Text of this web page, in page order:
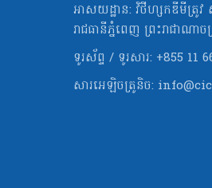
អាសយដ្ឋាន: វិថីហ្សកឌីមីត្រូវ
រាជធានីភ្នំពេញ ព្រះរាជាណាច
ទូរស័ព្ទ / ទូរសារ: +855 11
សារអេឡិចត្រូនិច: